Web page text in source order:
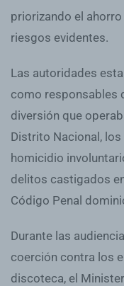
priorizando el
riesgos evidentes.
Las autoridades
como responsables
diversión que
Distrito Nacional,
homicidio
delitos castigados
Código Penal
Durante las
coerción contra los
discoteca, el